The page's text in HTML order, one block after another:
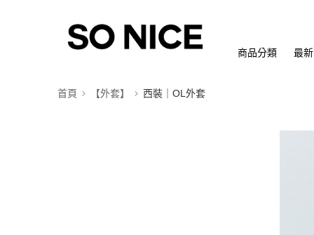
商品分類 最
首頁 【外套】 西裝｜OL外套